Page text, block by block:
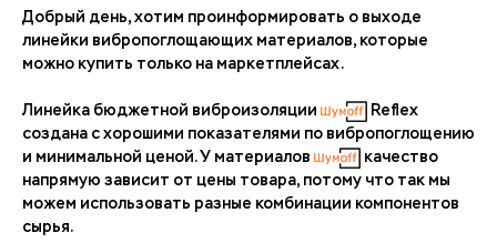
Добрый день, хотим проинформировать о выходе
линейки вибропоглощающих материалов, которые
можно купить только на маркетплейсах.
Линейка бюджетной виброизоляции
Reflex
создана с хорошими показателями по вибропоглощению
и минимальной ценой. У материалов
качество
напрямую зависит от цены товара, потому что так мы
можем использовать разные комбинации компонентов
сырья.